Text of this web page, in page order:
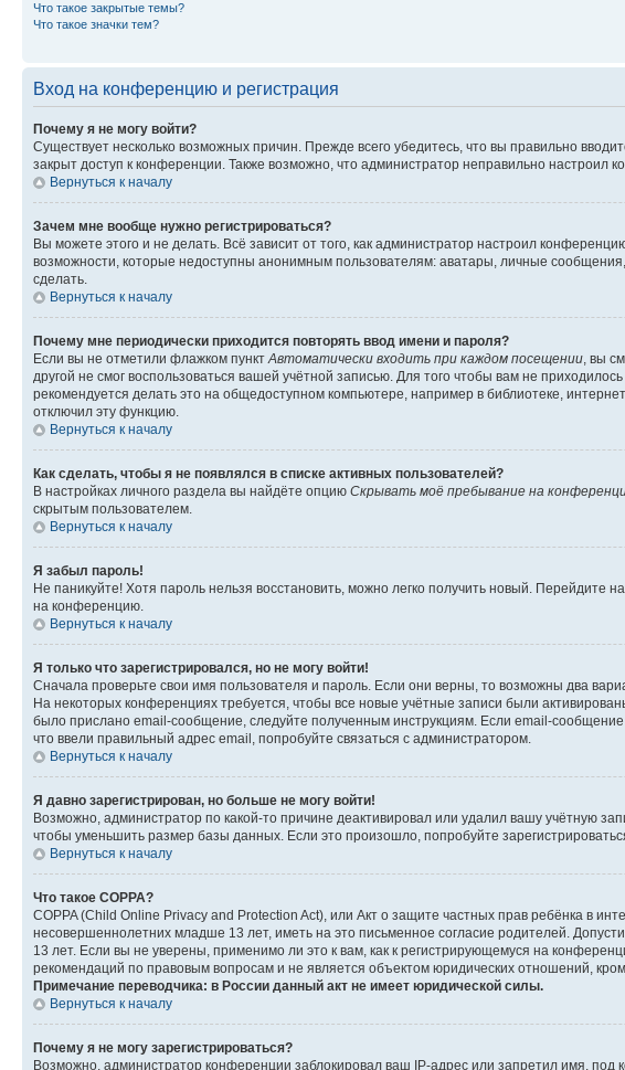
Что такое закрытые темы?
Что такое значки тем?
Вход на конференцию и регистрация
Почему я не могу войти?
Существует несколько возможных причин. Прежде всего убедитесь, что вы правильно
закрыт доступ к конференции. Также возможно, что администратор неправильно настроил
Вернуться к началу
Зачем мне вообще нужно регистрироваться?
Вы можете этого и не делать. Всё зависит от того, как администратор настроил
возможности, которые недоступны анонимным пользователям: аватары, личные
сделать.
Вернуться к началу
Почему мне периодически приходится повторять ввод имени и пароля?
Если вы не отметили флажком пунктАвтоматически входить при каждом посещении, вы
другой не смог воспользоваться вашей учётной записью. Для того чтобы вам не
рекомендуется делать это на общедоступном компьютере, например в библиотеке,
отключил эту функцию.
Вернуться к началу
Как сделать, чтобы я не появлялся в списке активных пользователей?
В настройках личного раздела вы найдёте опцию Скрывать моё пребывание на
скрытым пользователем.
Вернуться к началу
Я забыл пароль!
Не паникуйте! Хотя пароль нельзя восстановить, можно легко получить новый. Перейдите
на конференцию.
Вернуться к началу
Я только что зарегистрировался, но не могу войти!
Сначала проверьте свои имя пользователя и пароль. Если они верны, то возможны два
На некоторых конференциях требуется, чтобы все новые учётные записи были
было прислано email-сообщение, следуйте полученным инструкциям. Если email-
что ввели правильный адрес email, попробуйте связаться с администратором.
Вернуться к началу
Я давно зарегистрирован, но больше не могу войти!
Возможно, администратор по какой-то причине деактивировал или удалил вашу учётную
чтобы уменьшить размер базы данных. Если это произошло, попробуйте
Вернуться к началу
Что такое COPPA?
COPPA (Child Online Privacy and Protection Act), или Акт о защите частных прав ребёнка в
несовершеннолетних младше 13 лет, иметь на это письменное согласие родителей.
13 лет. Если вы не уверены, применимо ли это к вам, как к регистрирующемуся на
рекомендаций по правовым вопросам и не является объектом юридических отношений,
Примечание переводчика: в России данный акт не имеет юридической силы.
Вернуться к началу
Почему я не могу зарегистрироваться?
Возможно, администратор конференции заблокировал ваш IP-адрес или запретил имя,